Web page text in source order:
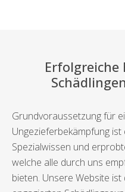
Erfolgreiche
Grundvoraussetzung für
Ungezieferbekämpfung ist
Spezialwissen und
welche alle durch uns
bieten. Unsere Website